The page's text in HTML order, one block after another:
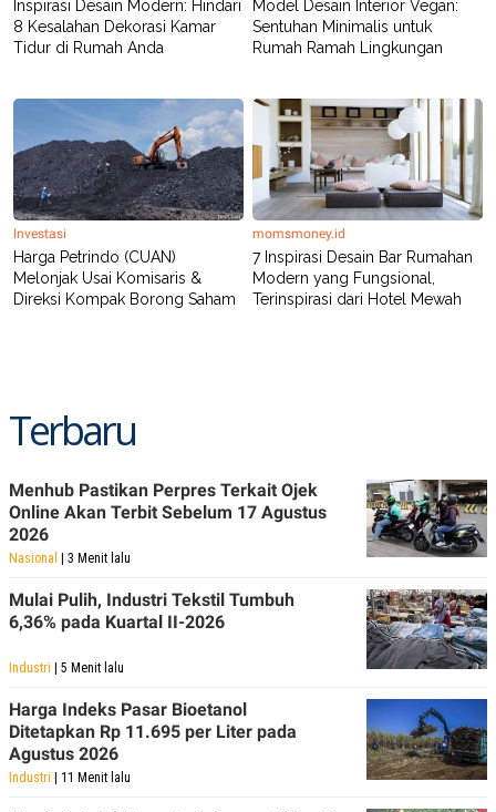
Inspirasi Desain Modern: Hindari
8 Kesalahan Dekorasi Kamar
Tidur di Rumah Anda
Model Desain Interior Vegan:
Sentuhan Minimalis untuk
Rumah Ramah Lingkungan
Investasi
Harga Petrindo (CUAN)
Melonjak Usai Komisaris &
Direksi Kompak Borong Saham
momsmoney.id
7 Inspirasi Desain Bar Rumahan
Modern yang Fungsional,
Terinspirasi dari Hotel Mewah
Terbaru
Menhub Pastikan Perpres Terkait Ojek
Online Akan Terbit Sebelum 17 Agustus
2026
Nasional | 3 Menit lalu
Mulai Pulih, Industri Tekstil Tumbuh
6,36% pada Kuartal II-2026
Industri | 5 Menit lalu
Harga Indeks Pasar Bioetanol
Ditetapkan Rp 11.695 per Liter pada
Agustus 2026
Industri | 11 Menit lalu